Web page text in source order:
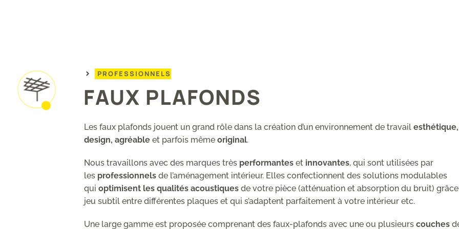
PROFESSIONNELS
FAUX PLAFONDS
Les faux plafonds jouent un grand rôle dans la création d’un environnement de travail esthétique,
design, agréable et parfois même original.
Nous travaillons avec des marques très performantes et innovantes, qui sont utilisées par
les professionnels de l’aménagement intérieur. Elles confectionnent des solutions modulables
qui optimisent les qualités acoustiquesde votre pièce (atténuation et absorption du bruit) grâce
jeu subtil entre différentes plaques et qui s’adaptent parfaitement à votre intérieur etc.
Une large gamme est proposée comprenant des faux-plafonds avec une ou plusieurs couches